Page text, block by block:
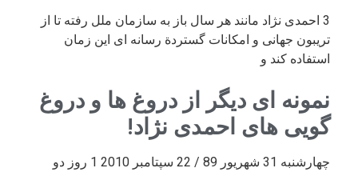
3 احمدی نژاد مانند هر سال باز به سازمان ملل رفته تا از
تریبون جهانی و امکانات گستردة رسانه ای این زمان
استفاده کند و
نمونه ای دیگر از دروغ ها و دروغ
گویی های احمدی نژاد!
چهارشنبه 31 شهریور 89 / 22 سپتامبر 2010 1 روز دو